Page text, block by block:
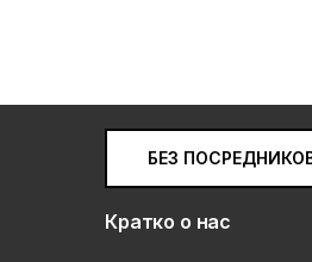
БЕЗ
Кратко о нас